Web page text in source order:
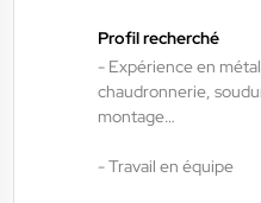
Profil recherché
- Expérience en
chaudronnerie,
montage…
- Travail en équipe
04/08/26 Au:30/09/26
ANTILOPE RH
Soudeur